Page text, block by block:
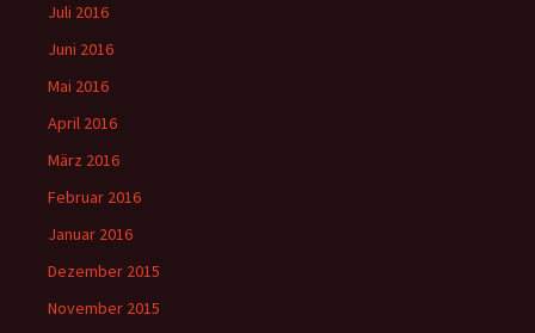
Juli 2016
Juni 2016
Mai 2016
April 2016
März 2016
Februar 2016
Januar 2016
Dezember 2015
November 2015